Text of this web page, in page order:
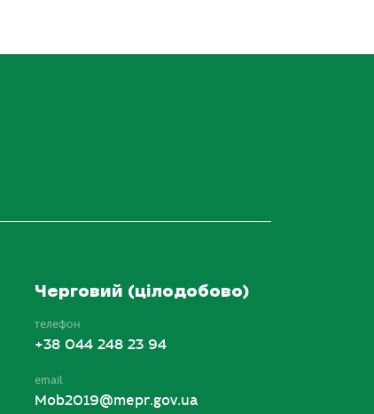
Черговий (цілодобово)
телефон
+38 044 248 23 94
email
Mob2019@mepr.gov.ua